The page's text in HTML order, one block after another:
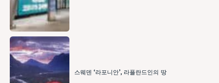
스웨덴 ‘라포니안’, 라플란드인의 땅